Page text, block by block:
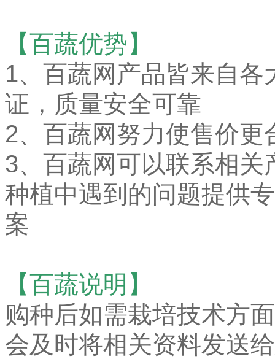
【百蔬优势】
1、 百蔬网产品皆来自各
证，质量安全可靠
2、百蔬网努力使售价
3、百蔬网可以联系相
种植中遇到的问题提供
案
【百蔬说明】
购种后如需栽培技术方
会及时将相关资料发送